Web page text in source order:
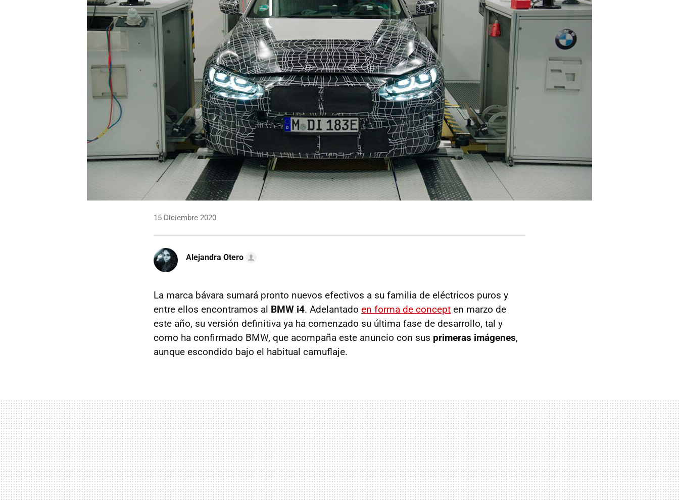
15 Diciembre 2020
Alejandra Otero
La marca bávara sumará pronto nuevos efectivos a su familia de eléctricos puros y
entre ellos encontramos al BMW i4. Adelantado en forma de concept en marzo de
este año, su versión definitiva ya ha comenzado su última fase de desarrollo, tal y
como ha confirmado BMW, que acompaña este anuncio con sus primeras imágenes,
aunque escondido bajo el habitual camuflaje.